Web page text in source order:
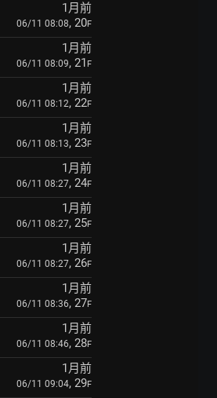
1月前
06/11 08:08, 20F
1月前
06/11 08:09, 21 F
1月前
06/11 08:12, 22F
1月前
06/11 08:13, 23F
1月前
06/11 08:27, 24F
1月前
06/11 08:27, 25F
1月前
06/11 08:27, 26F
1月前
06/11 08:36, 27F
1月前
06/11 08:46, 28F
1月前
06/11 09:04, 29F